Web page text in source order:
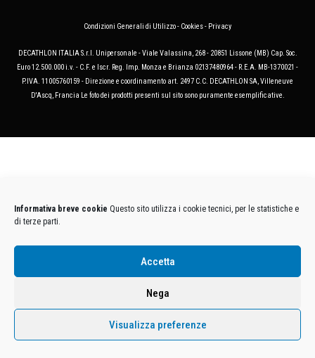
Informativa breve cookie Questo sito utilizza i cookie tecnici, per le statistiche e
di terze parti.
Accetta
Nega
Visualizza preferenze
Condizioni Generali di Utilizzo- Cookies- Privacy
DECATHLON ITALIA S.r.l. Unipersonale - Viale Valassina, 268 - 20851 Lissone (MB) Cap. Soc.
Euro 12.500.000 i.v. - C.F. e Iscr. Reg. Imp. Monza e Brianza 02137480964 - R.E.A. MB-1370021 -
P.IVA. 11005760159 - Direzione e coordinamento art. 2497 C.C. DECATHLON SA, Villeneuve
D'Ascq, Francia Le foto dei prodotti presenti sul sito sono puramente esemplificative.